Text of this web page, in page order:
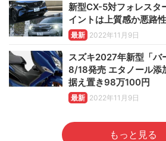
新型CX-5対フォレスタ
イントは上質感か悪路
最新 2022年11月9日
スズキ2027年新型「バ
8/18発売 エタノール添
据え置き98万100円
最新 2022年11月9日
もっと見る